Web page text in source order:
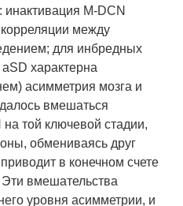
инактивация M-DCN
между
для инбредных
характерна
асимметрия мозга и
вмешаться
той ключевой стадии,
обмениваясь друг
в конечном счете
вмешательства
уровня асимметрии, и